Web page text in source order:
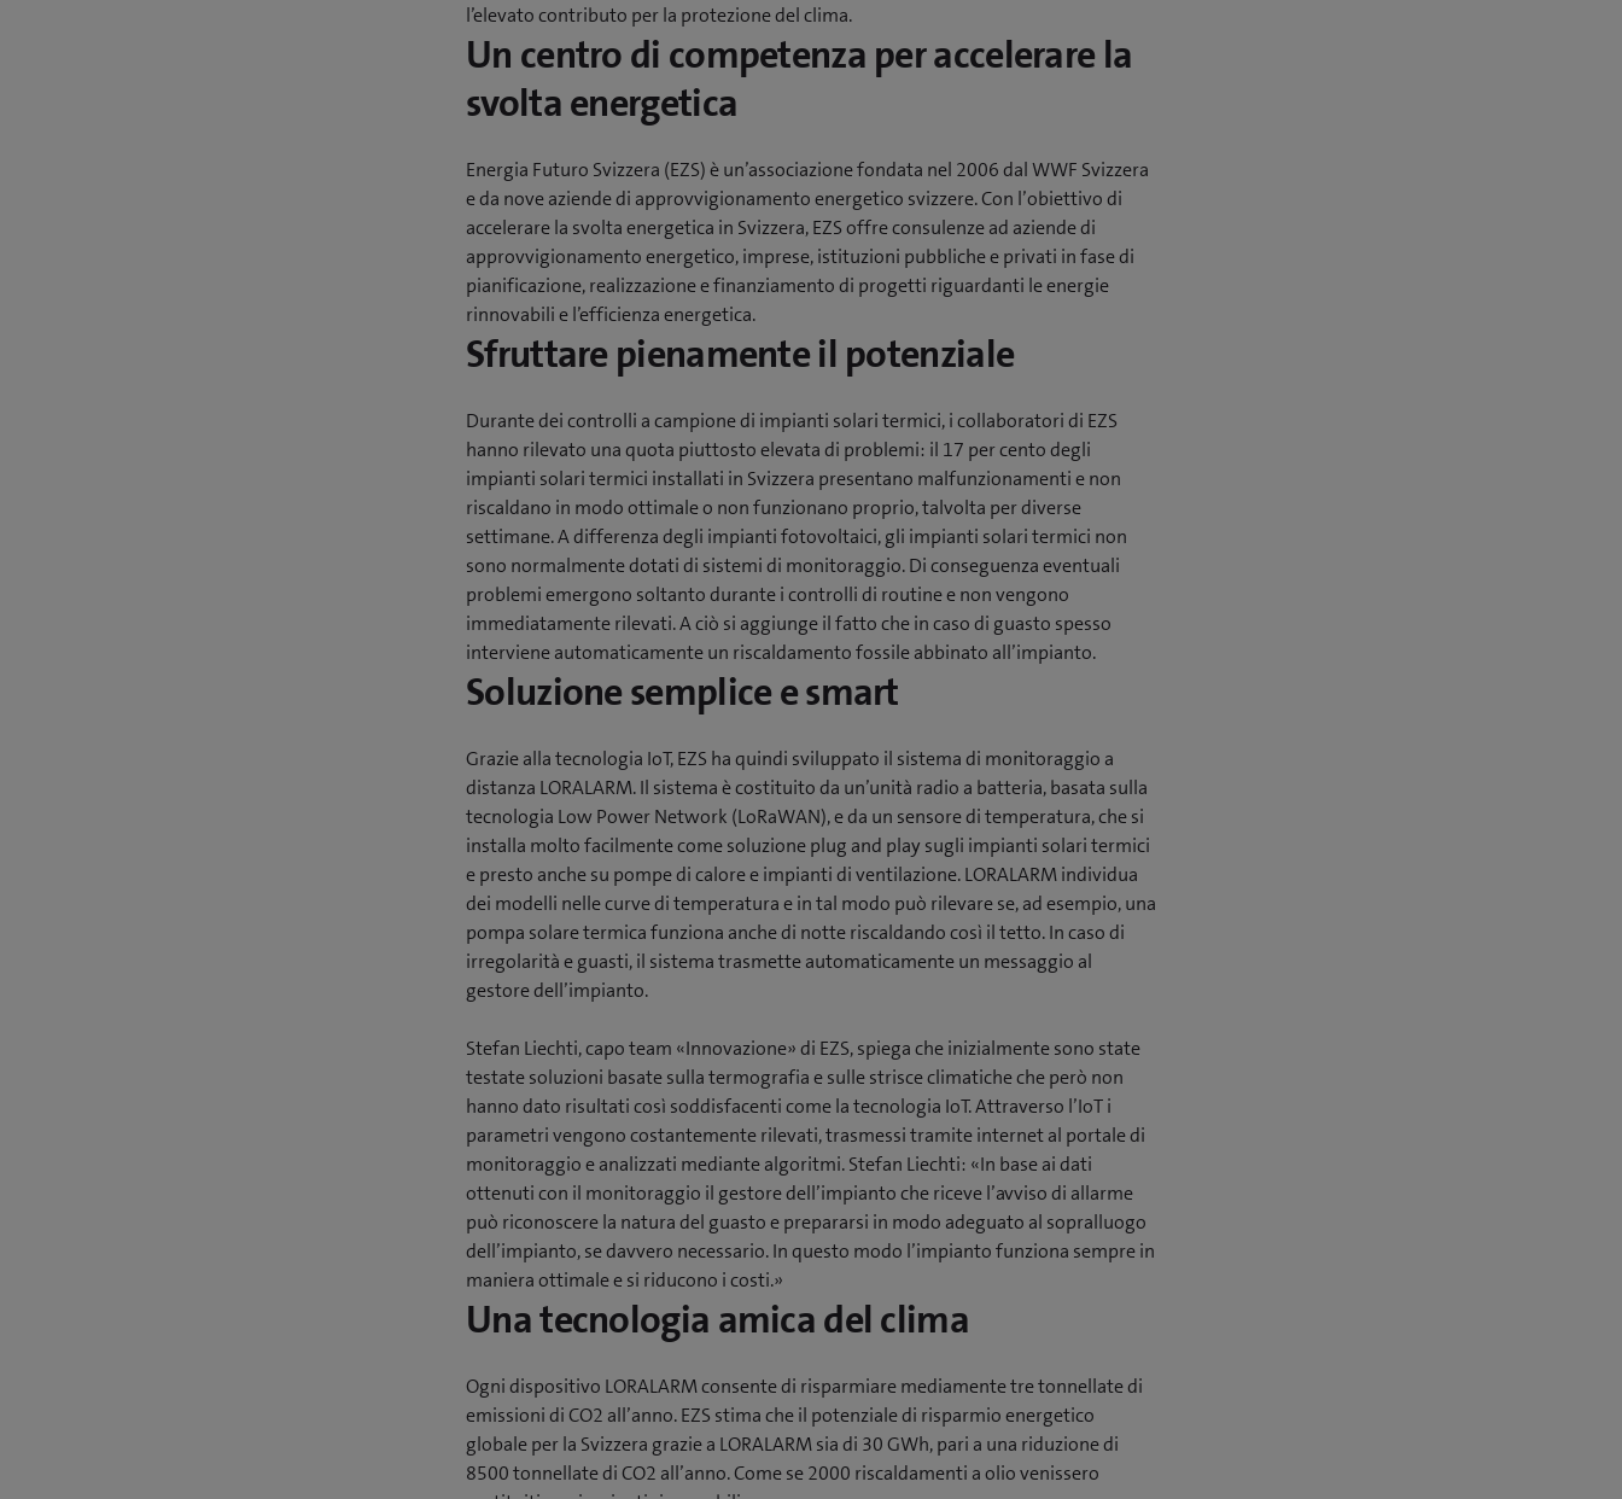
l’elevato contributo per la protezione del clima.
Un centro di competenza per accelerare la
svolta energetica
Energia Futuro Svizzera (EZS) è un’associazione fondata nel 2006 dal WWF Svizzera
e da nove aziende di approvvigionamento energetico svizzere. Con l’obiettivo di
accelerare la svolta energetica in Svizzera, EZS offre consulenze ad aziende di
approvvigionamento energetico, imprese, istituzioni pubbliche e privati in fase di
pianificazione, realizzazione e finanziamento di progetti riguardanti le energie
rinnovabili e l’efficienza energetica.
Sfruttare pienamente il potenziale
Durante dei controlli a campione di impianti solari termici, i collaboratori di EZS
hanno rilevato una quota piuttosto elevata di problemi: il 17 per cento degli
impianti solari termici installati in Svizzera presentano malfunzionamenti e non
riscaldano in modo ottimale o non funzionano proprio, talvolta per diverse
settimane. A differenza degli impianti fotovoltaici, gli impianti solari termici non
sono normalmente dotati di sistemi di monitoraggio. Di conseguenza eventuali
problemi emergono soltanto durante i controlli di routine e non vengono
immediatamente rilevati. A ciò si aggiunge il fatto che in caso di guasto spesso
interviene automaticamente un riscaldamento fossile abbinato all’impianto.
Soluzione semplice e smart
Grazie alla tecnologia IoT, EZS ha quindi sviluppato il sistema di monitoraggio a
distanza LORALARM. Il sistema è costituito da un’unità radio a batteria, basata sulla
tecnologia Low Power Network (LoRaWAN), e da un sensore di temperatura, che si
installa molto facilmente come soluzione plug and play sugli impianti solari termici
e presto anche su pompe di calore e impianti di ventilazione. LORALARM individua
dei modelli nelle curve di temperatura e in tal modo può rilevare se, ad esempio, una
pompa solare termica funziona anche di notte riscaldando così il tetto. In caso di
irregolarità e guasti, il sistema trasmette automaticamente un messaggio al
gestore dell’impianto.
Stefan Liechti, capo team «Innovazione» di EZS, spiega che inizialmente sono state
testate soluzioni basate sulla termografia e sulle strisce climatiche che però non
hanno dato risultati così soddisfacenti come la tecnologia IoT. Attraverso l’IoT i
parametri vengono costantemente rilevati, trasmessi tramite internet al portale di
monitoraggio e analizzati mediante algoritmi. Stefan Liechti: «In base ai dati
ottenuti con il monitoraggio il gestore dell’impianto che riceve l’avviso di allarme
può riconoscere la natura del guasto e prepararsi in modo adeguato al sopralluogo
dell’impianto, se davvero necessario. In questo modo l’impianto funziona sempre in
maniera ottimale e si riducono i costi.»
Una tecnologia amica del clima
Ogni dispositivo LORALARM consente di risparmiare mediamente tre tonnellate di
emissioni di CO2 all’anno. EZS stima che il potenziale di risparmio energetico
globale per la Svizzera grazie a LORALARM sia di 30 GWh, pari a una riduzione di
8500 tonnellate di CO2 all’anno. Come se 2000 riscaldamenti a olio venissero